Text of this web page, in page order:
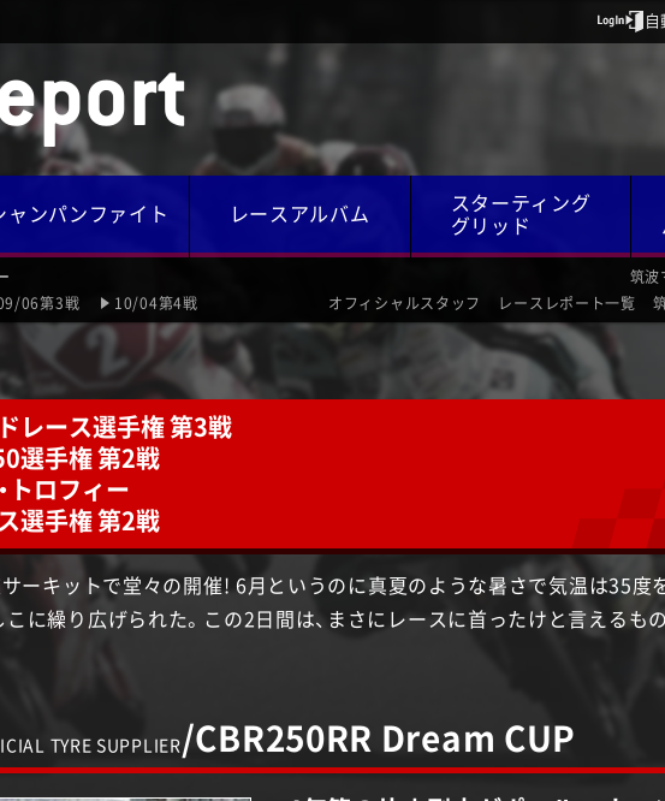
ャンパンファイト レースアルバム スターティング
グリッド
筑波
06第3戦
10/04第4戦 オフィシャルスタッフ レースレポート一覧
レース選手権 第3戦
選手権 第2戦
トロフィー
選手権 第2戦
ーキットで堂々の開催! 6月というのに真夏のような暑さで気温は35度
に繰り広げられた。この2日間は、まさにレースに首ったけと言えるも
TYRE SUPPLIER/CBR250RR Dream CUP